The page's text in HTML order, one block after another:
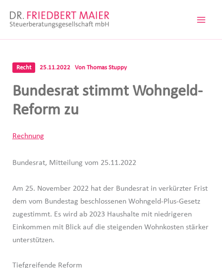
Inhalt
Recht 25.11.2022 Von Thomas Stuppy
Bundesrat stimmt Wohngeld-
Reform zu
Rechnung
Bundesrat, Mitteilung vom 25.11.2022
Am 25. November 2022 hat der Bundesrat in verkürzter Frist
dem vom Bundestag beschlossenen Wohngeld-Plus-Gesetz
zugestimmt. Es wird ab 2023 Haushalte mit niedrigeren
Einkommen mit Blick auf die steigenden Wohnkosten stärker
unterstützen.
Tiefgreifende Reform